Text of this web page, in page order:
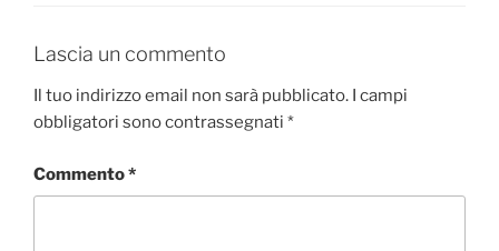
Lascia un commento
Il tuo indirizzo email non sarà pubblicato. I campi
obbligatori sono contrassegnati *
Commento*